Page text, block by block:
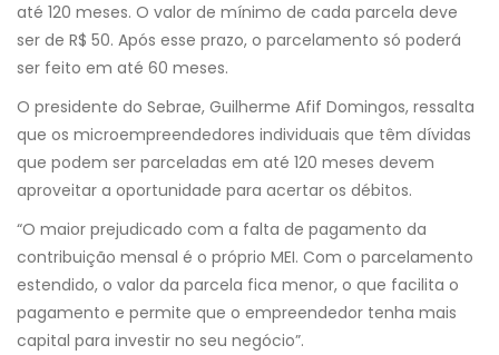
até 120 meses. O valor de mínimo de cada parcela deve
ser de R$ 50. Após esse prazo, o parcelamento só poderá
ser feito em até 60 meses.
O presidente do Sebrae, Guilherme Afif Domingos, ressalta
que os microempreendedores individuais que têm dívidas
que podem ser parceladas em até 120 meses devem
aproveitar a oportunidade para acertar os débitos.
“O maior prejudicado com a falta de pagamento da
contribuição mensal é o próprio MEI. Com o parcelamento
estendido, o valor da parcela fica menor, o que facilita o
pagamento e permite que o empreendedor tenha mais
capital para investir no seu negócio”.